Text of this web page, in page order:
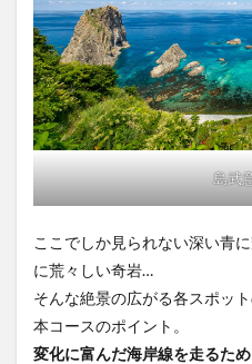
島武
ここでしか見られない深い青
に荒々しい奇岩…
そんな絶景の広がる各スポッ
本コースのポイント。
変化に富んだ海岸線を走るた